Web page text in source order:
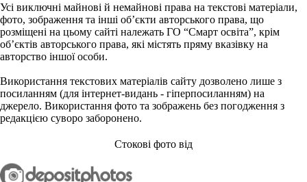
Усі виключні майнові й немайнові права на текстові матеріали,
фото, зображення та інші об’єкти авторського права, що
розміщені на цьому сайті належать ГО “Смарт освіта”, крім
об’єктів авторського права, які містять пряму вказівку на
авторство іншої особи.
Використання текстових матеріалів сайту дозволено лише з
посиланням (для інтернет-видань - гіперпосиланням) на
джерело. Використання фото та зображень без погодження з
редакцією суворо заборонено.
Стокові фото від